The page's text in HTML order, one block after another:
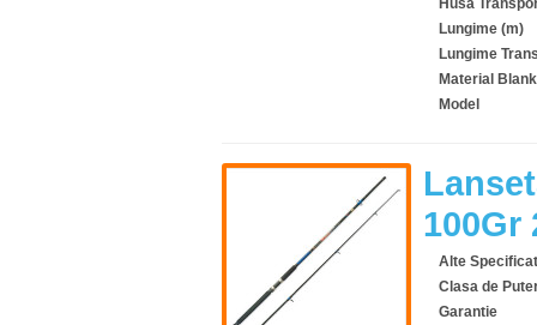
Husa
Lungime (m)
Lungime
Material Blank
Model
100Gr
Alte
Clasa de
Garantie